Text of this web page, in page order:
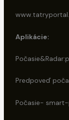
Aplikácie:
Predpoveď
Počasie-